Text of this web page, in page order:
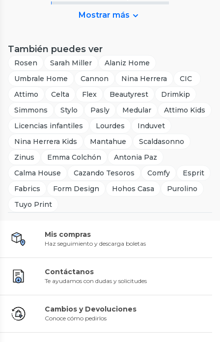
Mostrar más
También puedes ver
Rosen Sarah Miller
Alaniz Home
Umbrale Home
Cannon Nina Herrera
CIC
Attimo
Celta Flex Beautyrest
Drimkip
Simmons
Stylo Pasly Medular
Attimo Kids
Licencias infantiles
Lourdes
Induvet
Nina Herrera Kids
Mantahue
Scaldasonno
Zinus
Emma Colchón
Antonia Paz
Calma House
Cazando Tesoros Comfy
Esprit
Fabrics
Form Design Hohos Casa
Purolino
Tuyo Print
Mis compras
Haz seguimiento y descarga boletas
Contáctanos
Te ayudamos con dudas y solicitudes
Cambios y Devoluciones
Conoce cómo pedirlos